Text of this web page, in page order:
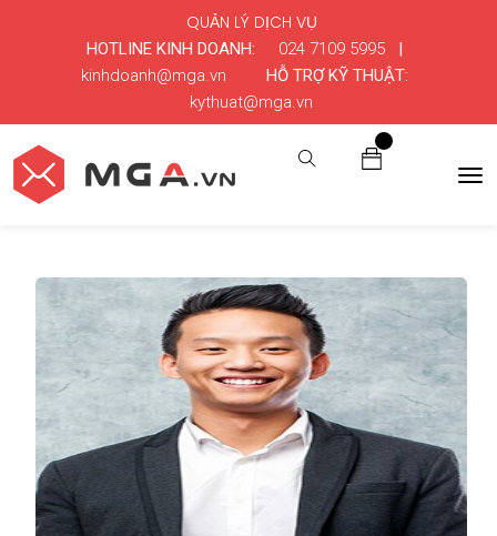
HOTLINE KINH DOANH: 024 7109 5995|
kinhdoanh@mga.vn
HỖ TRỢ KỸ THUẬT:
kythuat@mga.vn
QUẢN LÝ DỊCH VỤ